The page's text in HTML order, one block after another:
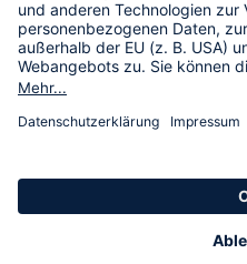
HSE International